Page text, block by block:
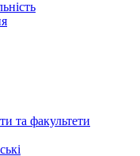
та факультети